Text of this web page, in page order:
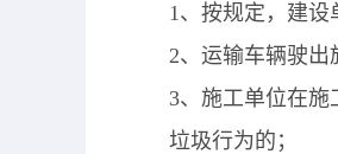
1、按规定，建设
2、运输车辆驶出
3、施工单位在施
垃圾行为的；